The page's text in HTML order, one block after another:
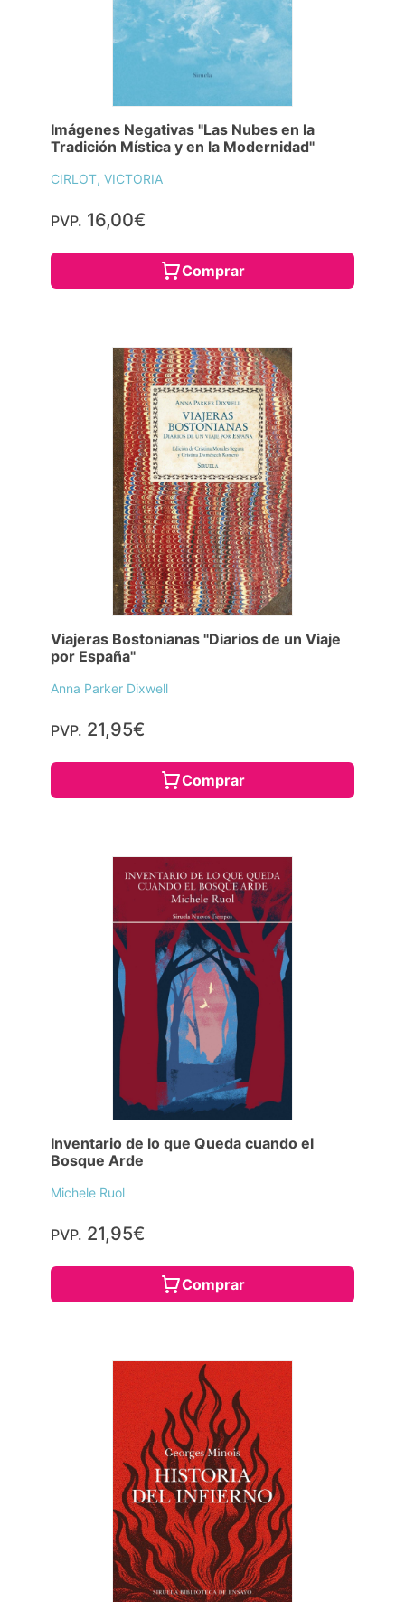
Imágenes Negativas "Las Nubes en la
Tradición Mística y en la Modernidad"
CIRLOT, VICTORIA
PVP. 16,00€
Comprar
Viajeras Bostonianas "Diarios de un Viaje
por España"
Anna Parker Dixwell
PVP. 21,95€
Comprar
Inventario de lo que Queda cuando el
Bosque Arde
Michele Ruol
PVP. 21,95€
Comprar